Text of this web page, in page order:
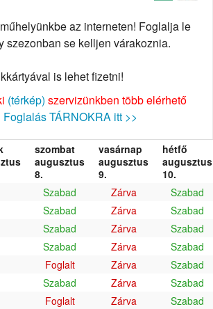
az interneten! Foglalja le
szezonban se kelljen várakoznia.
is lehet fizetni!
(térkép) szervizünkben több elérhető
Foglalás TÁRNOKRA itt >>
szombat
augusztus
8.
vasárnap
augusztus
9.
hétfő
augusztus
10.
Szabad Zárva
Szabad
Szabad Zárva
Szabad
Szabad Zárva
Szabad
Szabad Zárva
Szabad
Foglalt Zárva
Szabad
Szabad Zárva
Szabad
Foglalt Zárva
Szabad